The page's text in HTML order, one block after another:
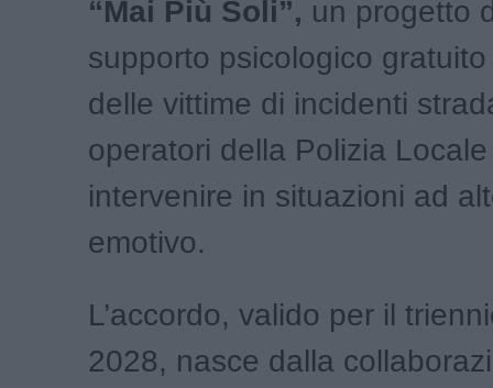
“Mai Più Soli”, un progetto
supporto psicologico
delle vittime di incidenti
operatori della Polizia
intervenire in situazioni ad
emotivo.
L’accordo, valido per il
2028, nasce dalla